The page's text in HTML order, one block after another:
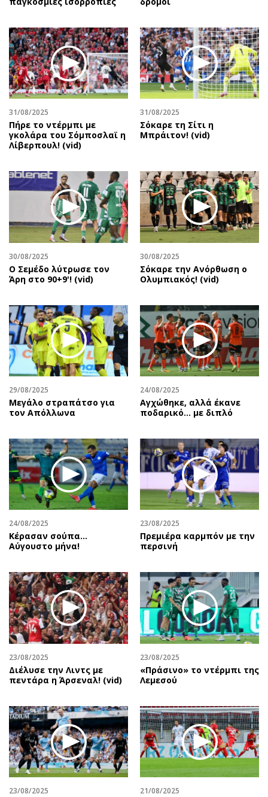
31/08/2025
Πήρε το ντέρμπι με
γκολάρα του Σόμποσλαϊ η
Λίβερπουλ! (vid)
31/08/2025
Σόκαρε τη Σίτι η
Μπράιτον! (vid)
30/08/2025
Ο Σεμέδο λύτρωσε τον
Άρη στο 90+9'! (vid)
30/08/2025
Σόκαρε την Ανόρθωση ο
Ολυμπιακός! (vid)
29/08/2025
Μεγάλο στραπάτσο για
τον Απόλλωνα
24/08/2025
Αγχώθηκε, αλλά έκανε
ποδαρικό… με διπλό
24/08/2025
Κέρασαν σούπα…
Αύγουστο μήνα!
23/08/2025
Πρεμιέρα καρμπόν με την
περσινή
23/08/2025
Διέλυσε την Λιντς με
πεντάρα η Άρσεναλ! (vid)
23/08/2025
«Πράσινο» το ντέρμπι της
Λεμεσού
23/08/2025 21/08/2025